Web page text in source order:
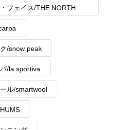
フェイス/THE NORTH
/snow peak
/la sportiva
ル/smartwool